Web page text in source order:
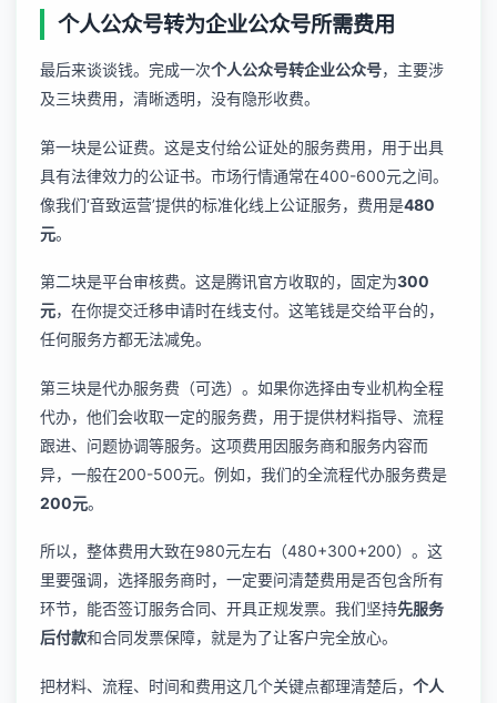
个人公众号转为企业公众号所需费用
最后来谈谈钱。完成一次个人公众号转企业公众号，主要涉
及三块费用，清晰透明，没有隐形收费。
第一块是公证费。这是支付给公证处的服务费用，用于出具
具有法律效力的公证书。市场行情通常在400-600元之间。
像我们‘音致运营’提供的标准化线上公证服务，费用是480
元。
第二块是平台审核费。这是腾讯官方收取的，固定为300
元，在你提交迁移申请时在线支付。这笔钱是交给平台的，
任何服务方都无法减免。
第三块是代办服务费（可选）。如果你选择由专业机构全程
代办，他们会收取一定的服务费，用于提供材料指导、流程
跟进、问题协调等服务。这项费用因服务商和服务内容而
异，一般在200-500元。例如，我们的全流程代办服务费是
200元。
所以，整体费用大致在980元左右（480+300+200）。这
里要强调，选择服务商时，一定要问清楚费用是否包含所有
环节，能否签订服务合同、开具正规发票。我们坚持先服务
后付款和合同发票保障，就是为了让客户完全放心。
把材料、流程、时间和费用这几个关键点都理清楚后， 个人